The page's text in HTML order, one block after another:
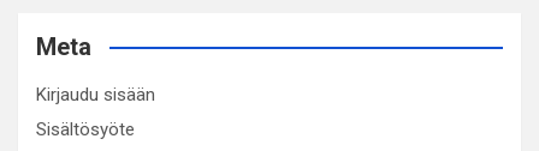
Meta
Kirjaudu sisään
Sisältösyöte